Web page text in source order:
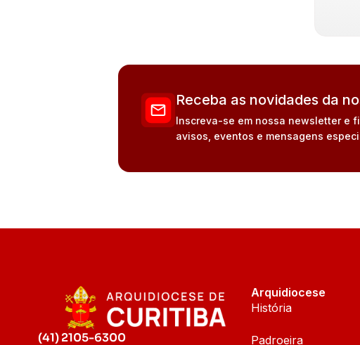
Receba as novidades da
Inscreva-se em nossa newsletter e
avisos, eventos e mensagens
(41) 2105-6300
Arquidiocese
História
Padroeira